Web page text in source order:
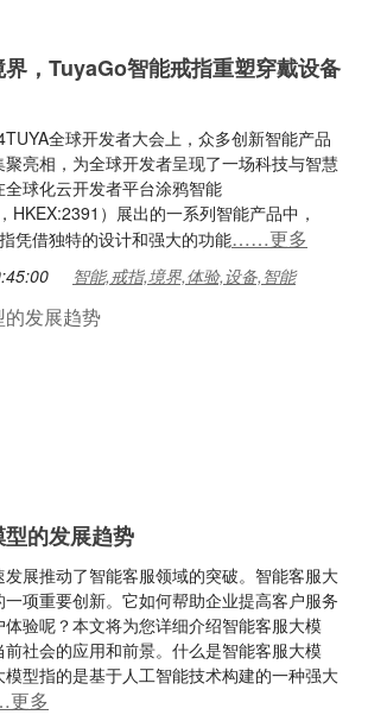
，TuyaGo智能戒指重塑穿戴设备
全球开发者大会上，众多创新智能产品
亮相，为全球开发者呈现了一场科技与智慧
全球化云开发者平台涂鸦智能
HKEX:2391）展出的一系列智能产品中，
凭借独特的设计和强大的功能……更多
智能,戒指,境界,体验,设备,智能
的发展趋势
展推动了智能客服领域的突破。智能客服大
项重要创新。它如何帮助企业提高客户服务
体验呢？本文将为您详细介绍智能客服大模
社会的应用和前景。什么是智能客服大模
型指的是基于人工智能技术构建的一种强大
多